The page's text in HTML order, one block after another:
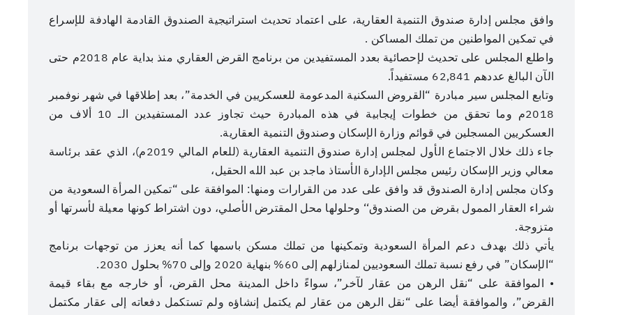
وافق مجلس إدارة صندوق التنمية العقارية، على اعتماد تحديث استراتيجية الصندوق القادمة الهادفة للإسراع
في تمكين المواطنين من تملك المساكن .
واطلع المجلس على تحديث لإحصائية بعدد المستفيدين من برنامج القرض العقاري منذ بداية عام 2018م حتى
الآن البالغ عددهم 62,841 مستفيداً.
وتابع المجلس سير مبادرة “القروض السكنية المدعومة للعسكريين في الخدمة”، بعد إطلاقها في شهر نوفمبر
2018م وما تحقق من خطوات إيجابية في هذه المبادرة حيث تجاوز عدد المستفيدين الـ 10 ألاف من
العسكريين المسجلين في قوائم وزارة الإسكان وصندوق التنمية العقارية.
جاء ذلك خلال الاجتماع الأول لمجلس إدارة صندوق التنمية العقارية (للعام المالي 2019م)، الذي عقد برئاسة
معالي وزير الإسكان رئيس مجلس الإدارة الأستاذ ماجد بن عبد الله الحقيل،
وكان مجلس إدارة الصندوق قد وافق على عدد من القرارات ومنها: الموافقة على “تمكين المرأة السعودية من
شراء العقار الممول بقرض من الصندوق‘‘ وحلولها محل المقترض الأصلي، دون اشتراط كونها معيلة لأسرتها أو
متزوجة.
يأتي ذلك بهدف دعم المرأة السعودية وتمكينها من تملك مسكن باسمها كما أنه يعزز من توجهات برنامج
“الإسكان” في رفع نسبة تملك السعوديين لمنازلهم إلى 60% بنهاية 2020 وإلى 70% بحلول 2030.
• الموافقة على “نقل الرهن من عقار لآخر”، سواءً داخل المدينة محل القرض، أو خارجه مع بقاء قيمة
القرض”، والموافقة أيضا على “نقل الرهن من عقار لم يكتمل إنشاؤه ولم تستكمل دفعاته إلى عقار مكتمل
عنوان الصورة